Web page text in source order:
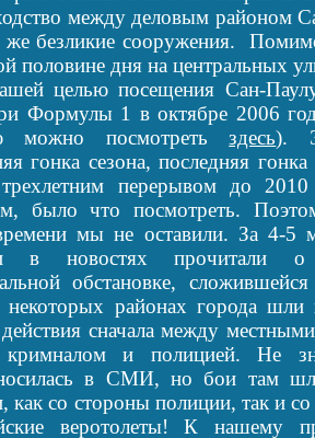
между деловым районом
же безликие сооружения.
половине дня на центральных
целью посещения Сан-Паулу
Формулы 1 в октябре 2006
можно посмотреть здесь).
гонка сезона, последняя
перерывом до
было что посмотреть.
мы не оставили. За 4-5
в новостях прочитали о
обстановке,
некоторых районах города шли
сначала между
и полицией. Не
в СМИ, но бои там
как со стороны полиции, так и
веротолеты! К нашему